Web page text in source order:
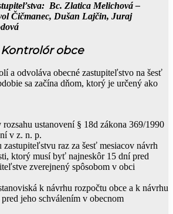
Bc. Zlatica Melichová –
Čičmanec, Dušan Lajčin, Juraj
Kontrolór obce
a odvoláva obecné zastupiteľstvo na šesť
sa začína dňom, ktorý je určený ako
ustanovení § 18d zákona 369/1990
v z. n. p.
zastupiteľstvu raz za šesť mesiacov návrh
ktorý musí byť najneskôr 15 dní pred
zverejnený spôsobom v obci
k návrhu rozpočtu obce a k návrhu
jeho schválením v obecnom